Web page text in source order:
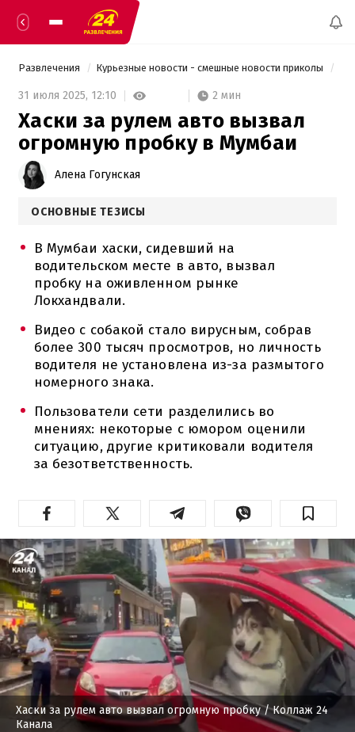
Развлечения Курьезные новости - смешные новости приколы
31 июля 2025, 12:10 2 мин
Хаски за рулем авто вызвал
огромную пробку в Мумбаи
Алена Гогунская
ОСНОВНЫЕ ТЕЗИСЫ
В Мумбаи хаски, сидевший на
водительском месте в авто, вызвал
пробку на оживленном рынке
Локхандвали.
Видео с собакой стало вирусным, собрав
более 300 тысяч просмотров, но личность
водителя не установлена из-за размытого
номерного знака.
Пользователи сети разделились во
мнениях: некоторые с юмором оценили
ситуацию, другие критиковали водителя
за безответственность.
Хаски за рулем авто вызвал огромную пробку/ Коллаж 24
Канала